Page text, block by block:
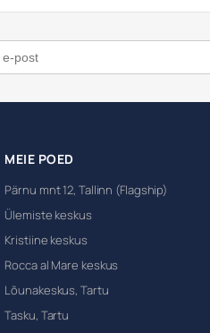
MEIE POED
Pärnu mnt 12, Tallinn (Flagship)
Ülemiste keskus
Kristiine keskus
Rocca al Mare keskus
Lõunakeskus, Tartu
Tasku, Tartu